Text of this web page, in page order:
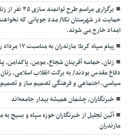
برگزاری مراسم
حمایت در شهرستان نکا/ مدد جویانی که
امداد خارج می شوند.
پیام سپاه کربلا مازندران به مناسبت ۱۷ مرداد روز خبرنگار
زنان، حماسه آفرینان شجاع، مومن،
دفاع مقدس بودند/ به برکت انقلاب اسلامی،
سیاسی، اجتماعی و فرهنگی تصمیم ساز و
خبرنگاران، چشمان همیشه بیدار جامعه‌اند
مازندران